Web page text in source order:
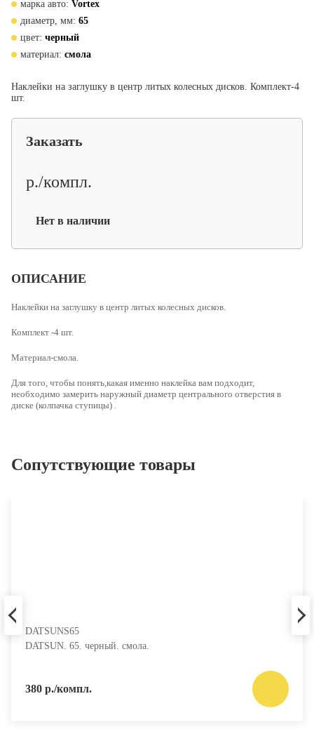
марка авто: Vortex
диаметр, мм: 65
цвет: черный
материал: смола
Наклейки на заглушку в центр литых колесных дисков. Комплект-4
шт.
Заказать
р./компл.
Нет в наличии
ОПИСАНИЕ
Наклейки на заглушку в центр литых колесных дисков.
Комплект -4 шт.
Материал-смола.
Для того, чтобы понять,какая именно наклейка вам подходит,
необходимо замерить наружный диаметр центрального отверстия в
диске (колпачка ступицы) .
Сопутствующие товары
DATSUNS65
DATSUN. 65. черный. смола.
380 р./компл.